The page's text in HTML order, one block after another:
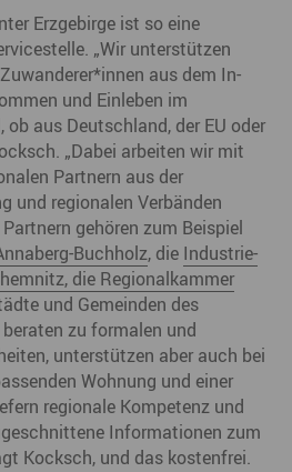
Erzgebirge ist so eine
„Wir unterstützen
aus dem In-
und Einleben im
ob aus Deutschland, der EU oder
„Dabei arbeiten wir mit
Partnern aus der
und regionalen Verbänden
gehören zum Beispiel
Buchholz, die Industrie-
die Regionalkammer
und Gemeinden des
beraten zu formalen und
unterstützen aber auch bei
Wohnung und einer
regionale Kompetenz und
Informationen zum
Kocksch, und das kostenfrei.